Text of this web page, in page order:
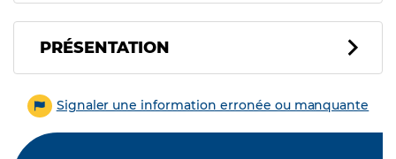
PRÉSENTATION
Signaler une information erronée ou manquante